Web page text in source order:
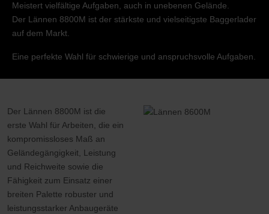
Meistert vielfältige Aufgaben, auch in unebenen Gelände.
Der Lännen 8800M ist der stärkste und vielseitigste Baggerlader
auf dem Markt.
Eine perfekte Wahl für schwierige und anspruchsvolle Aufgaben.
Der Lännen 8800M ist die
erste Wahl für Arbeiten, die ein
kompromissloses Maß an
Geländegängigkeit, Leistung
und Reichweite sowie die
Fähigkeit zum Einsatz einer
breiten Palette robuster und
leistungsstarker Anbaugeräte